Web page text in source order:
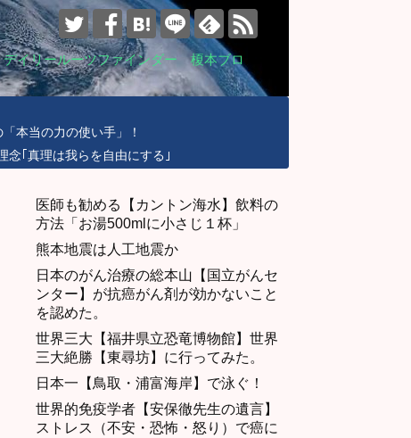
デイリールーツファインダー 榎本ブロ
本当の力の使い手」！
念｢真理は我らを自由にする｣
医師も勧める【カントン海水】飲料の
方法「お湯500mlに小さじ１杯」
熊本地震は人工地震か
日本のがん治療の総本山【国立がんセ
ンター】が抗癌がん剤が効かないこと
を認めた。
世界三大【福井県立恐竜博物館】世界
三大絶勝【東尋坊】に行ってみた。
日本一【鳥取・浦富海岸】で泳ぐ！
世界的免疫学者【安保徹先生の遺言】
ストレス（不安・恐怖・怒り）で癌に